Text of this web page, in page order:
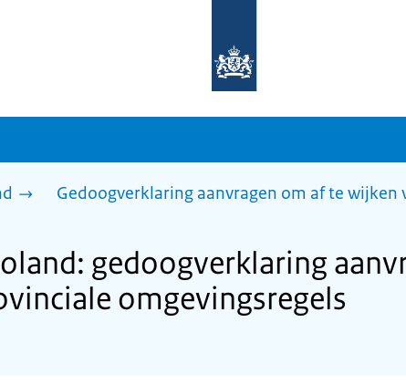
homepage
sdg.rijksoverheid.nl
Gedoogverklaring aanvragen om af te
gedoogverklaring
omgevingsregels